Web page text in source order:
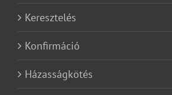
Keresztelés
Konfirmáció
Házasságkötés